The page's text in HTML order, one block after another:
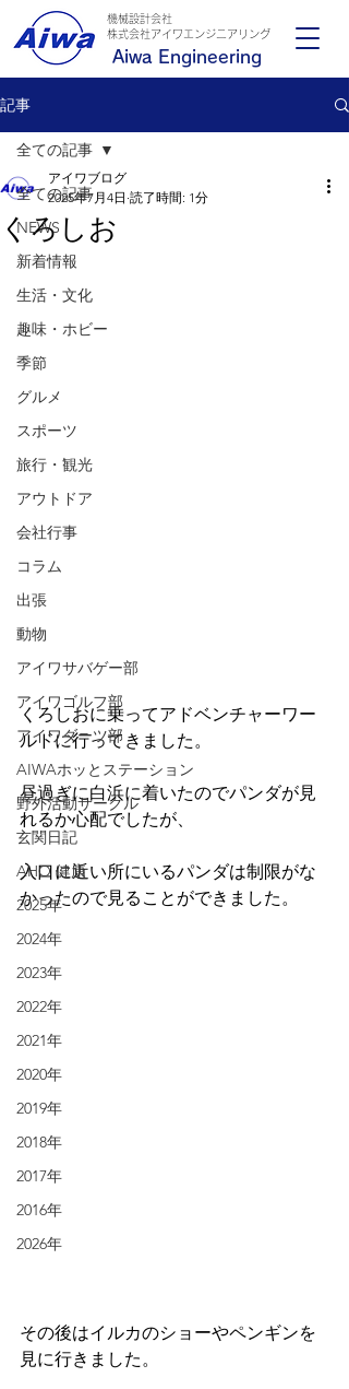
Aiwa Engineering
機械設計会社
​株式会社アイワエンジニアリング
記事
全ての記事
NEWS
新着情報
生活・文化
趣味・ホビー
季節
グルメ
スポーツ
旅行・観光
アウトドア
会社行事
コラム
出張
動物
アイワサバゲー部
アイワゴルフ部
アイワダーツ部
AIWAホッとステーション
野外活動サークル
玄関日記
AHO 健康
2025年
2024年
2023年
2022年
2021年
2020年
2019年
2018年
2017年
2016年
2026年
全ての記事
くろしお
アイワブログ
2025年7月4日 読了時間: 1分
くろしおに乗ってアドベンチャーワー
ルドに行ってきました。
昼過ぎに白浜に着いたのでパンダが見
れるか心配でしたが、
入口に近い所にいるパンダは制限がな
かったので見ることができました。
その後はイルカのショーやペンギンを
見に行きました。